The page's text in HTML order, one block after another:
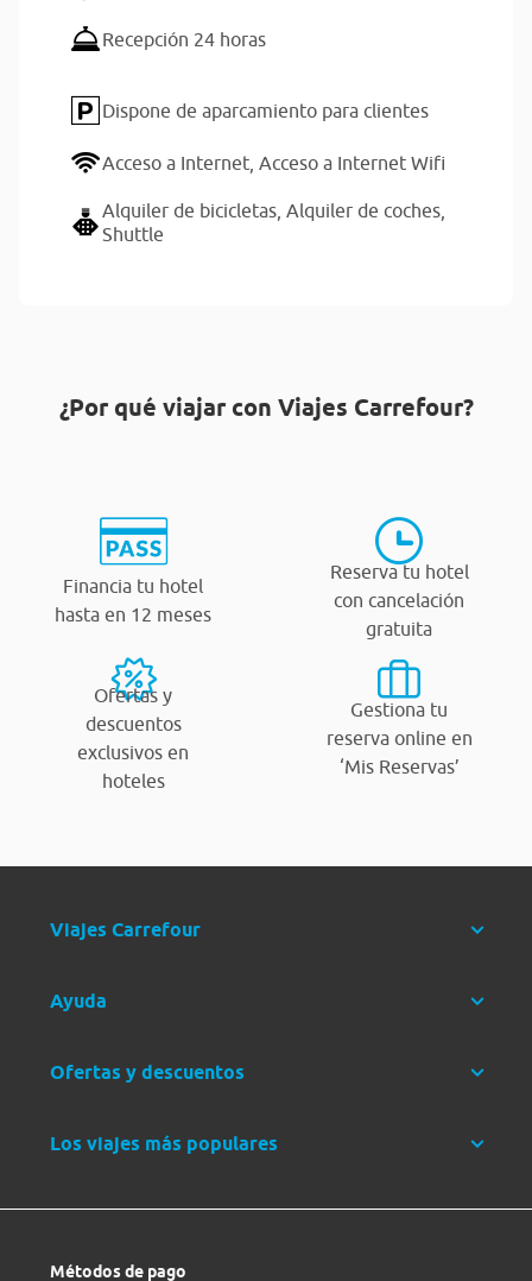
Recepción 24 horas
Dispone de aparcamiento para clientes
Acceso a Internet, Acceso a Internet Wifi
Alquiler de bicicletas, Alquiler de coches,
Shuttle
¿Por qué viajar con Viajes Carrefour?
Financia tu hotel
hasta en 12 meses
Reserva tu hotel
con cancelación
gratuita
Ofertas y
descuentos
exclusivos en
hoteles
Gestiona tu
reserva online en
‘Mis Reservas’
Viajes Carrefour
Ayuda
Ofertas y descuentos
Los viajes más populares
Métodos de pago